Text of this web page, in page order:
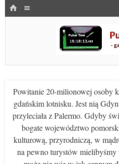
HOME
Pulsarowy.pl
Powitanie 20-milionowej osoby
gdańskim lotnisku. Jest nią
przyleciała z Palermo. Gdyby
bogate województwo
kulturową, przyrodniczą, w
na pewno turystów